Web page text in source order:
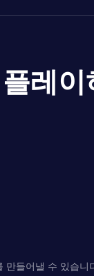
플레이
들어낼 수 있습니